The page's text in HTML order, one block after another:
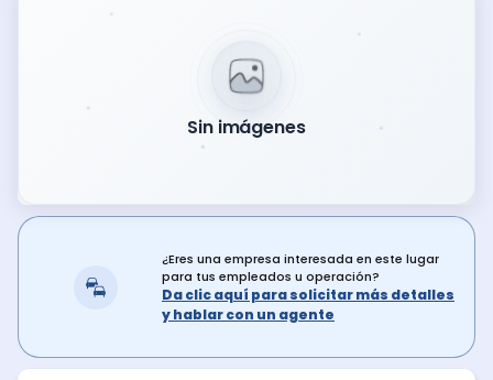
Sin imágenes
¿Eres una empresa interesada en este lugar
para tus empleados u operación?
Da clic aquí para solicitar más detalles
y hablar con un agente